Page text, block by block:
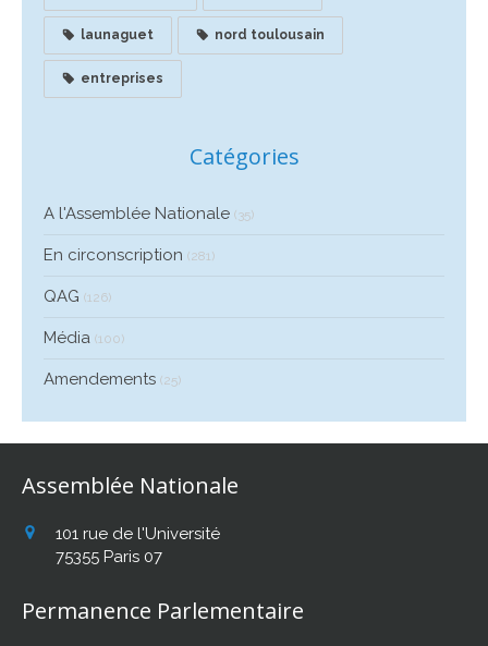
launaguet nord toulousain
entreprises
Catégories
A l'Assemblée Nationale (35)
En circonscription (281)
QAG (126)
Média (100)
Amendements (25)
Assemblée Nationale
101 rue de l'Université
75355 Paris 07
Permanence Parlementaire